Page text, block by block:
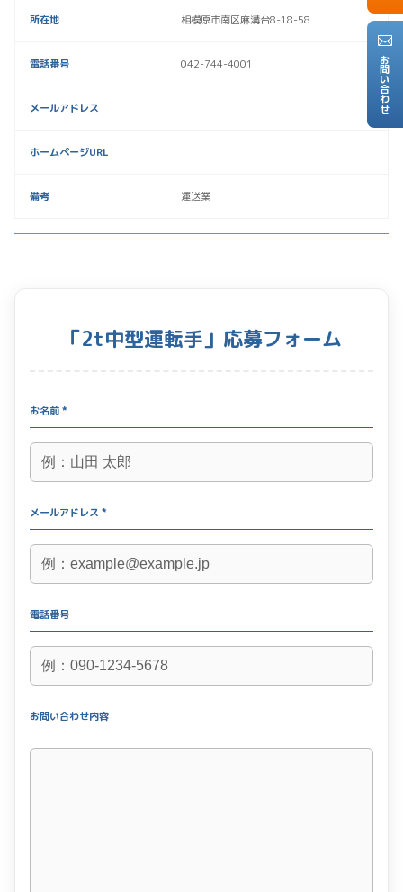
お問い合わせ
所在地 相模原市南区麻溝台8-18-58
電話番号 042-744-4001
メールアドレス
ホームページURL
備考 運送業
「2t中型運転手」応募フォーム
お名前 *
メールアドレス *
電話番号
お問い合わせ内容